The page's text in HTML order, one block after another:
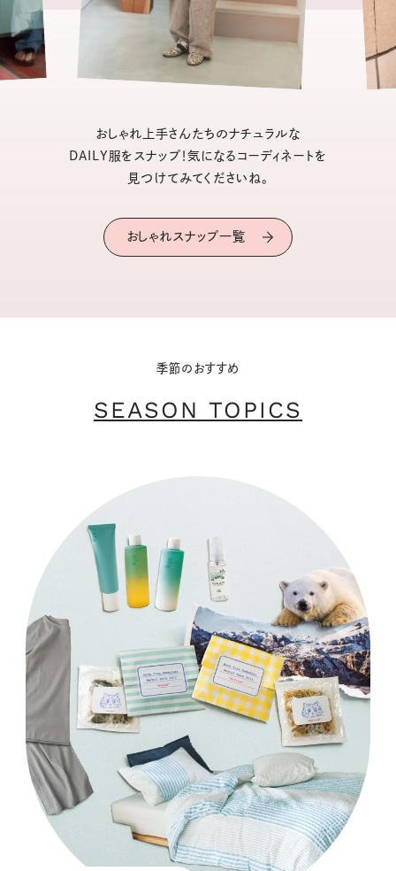
おしゃれ上手さんたちのナチュラルな
DAILY服をスナップ！気になるコーディネートを
見つけてみてくださいね。
おしゃれスナップ一覧
季節のおすすめ
SEASON TOPICS